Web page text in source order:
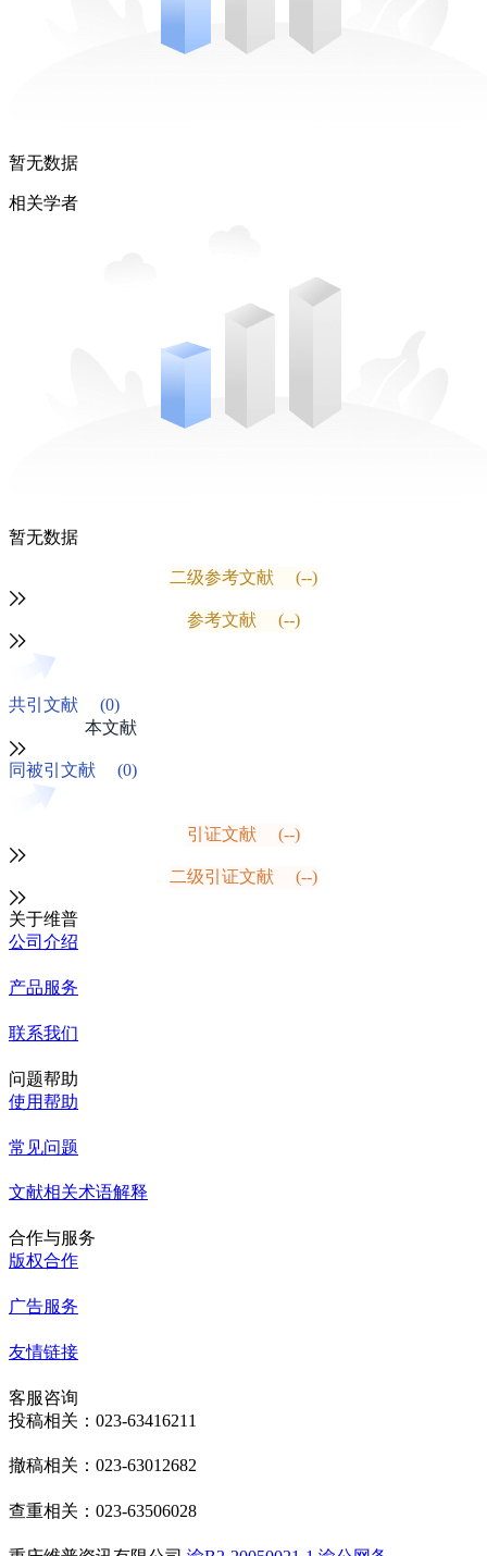
暂无数据
相关学者
暂无数据
二级参考文献 (--)
参考文献 (--)
共引文献
(0)
本文献
同被引文献 (0)
引证文献 (--)
二级引证文献 (--)
关于维普
公司介绍
产品服务
联系我们
问题帮助
使用帮助
常见问题
文献相关术语解释
合作与服务
版权合作
广告服务
友情链接
客服咨询
投稿相关：023-63416211
撤稿相关：023-63012682
查重相关：023-63506028